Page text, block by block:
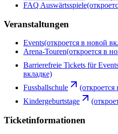
FAQ Auswärtsspiele
Veranstaltungen
Events(откроется в новой
Arena-Touren(откроется в
Barrierefreie Tickets für
вкладке)
Fussballschule
Kindergeburtstage
Ticketinformationen